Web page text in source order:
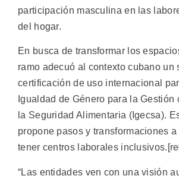
participación masculina en las
del hogar.
En busca de transformar los
ramo adecuó al contexto cubano un
certificación de uso internacional
Igualdad de Género para la Gestión
la Seguridad Alimentaria (Igecsa).
propone pasos y transformaciones
tener centros laborales
“Las entidades ven con una visión